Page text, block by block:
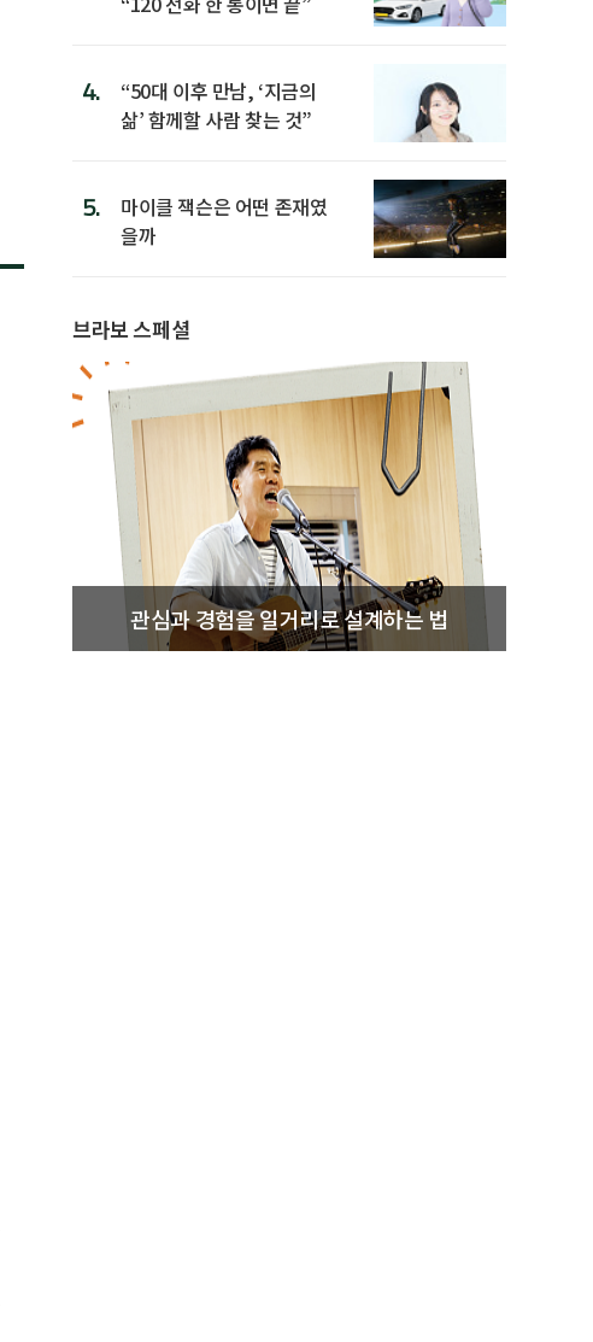
4.
“50대 이후 만남, ‘지금의
삶’ 함께할 사람 찾는 것”
5.
마이클 잭슨은 어떤 존재였
을까
브라보 스페셜
관심과 경험을 일거리로 설계하는 법